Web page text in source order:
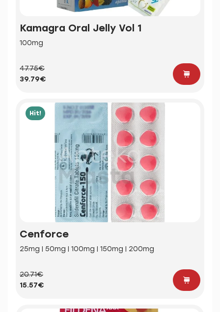
Kamagra Oral Jelly Vol 1
100mg
47.75€
39.79€
Hit!
Cenforce
25mg | 50mg | 100mg | 150mg | 200mg
20.71€
15.57€